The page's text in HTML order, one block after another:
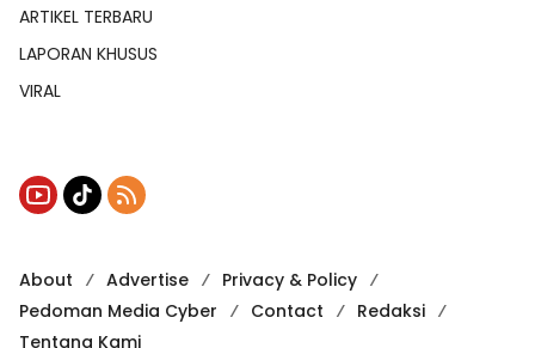
ARTIKEL TERBARU
LAPORAN KHUSUS
VIRAL
About Advertise
Privacy & Policy
Pedoman Media Cyber
Contact
Redaksi
Tentang Kami